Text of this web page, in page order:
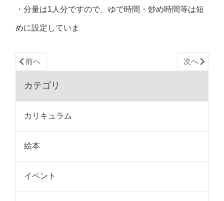
・分量は1人分ですので、ゆで時間・炒め時間等は短
めに設定していま
前へ 次へ
カテゴリ
カリキュラム
絵本
イベント